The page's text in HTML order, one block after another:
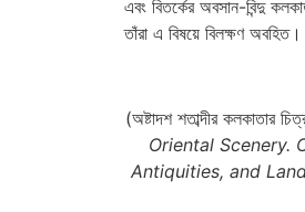
এবং বিতর্কের অবসান-বিন্দু
তাঁরা এ বিষয়ে বিলক্ষণ অবহিত।
(অষ্টাদশ শতাব্দীর কলকাতার
Oriental Scenery.
Antiquities, and